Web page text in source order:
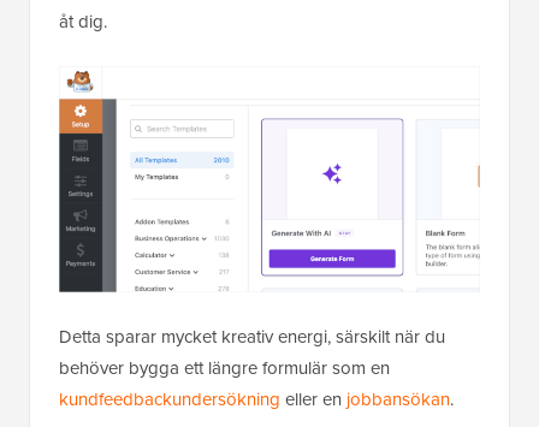
åt dig.
Detta sparar mycket kreativ energi, särskilt när du
behöver bygga ett längre formulär som en
kundfeedbackundersökning eller en jobbansökan.